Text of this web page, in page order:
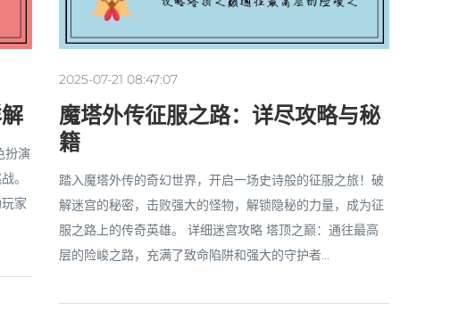
扮演
。
家
2025-07-21 08:47:07
魔塔外传征服之路：详尽攻略与秘
籍
踏入魔塔外传的奇幻世界，开启一场史诗般的征服之旅！破
解迷宫的秘密，击败强大的怪物，解锁隐秘的力量，成为征
服之路上的传奇英雄。 详细迷宫攻略 塔顶之巅：通往最高
层的险峻之路，充满了致命陷阱和强大的守护者...